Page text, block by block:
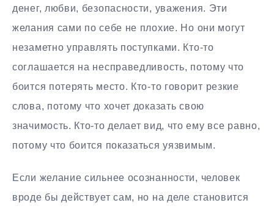
денег, любви, безопасности, уважения. Эти
желания сами по себе не плохие. Но они могут
незаметно управлять поступками. Кто-то
соглашается на несправедливость, потому что
боится потерять место. Кто-то говорит резкие
слова, потому что хочет доказать свою
значимость. Кто-то делает вид, что ему все равно,
потому что боится показаться уязвимым.
Если желание сильнее осознанности, человек
вроде бы действует сам, но на деле становится